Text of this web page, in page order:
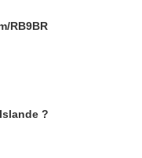
RB9BR
?